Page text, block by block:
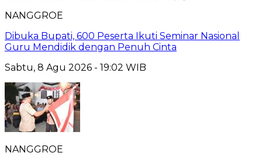
NANGGROE
Dibuka Bupati, 600 Peserta Ikuti Seminar Nasional
Guru Mendidik dengan Penuh Cinta
Sabtu, 8 Agu 2026 - 19:02 WIB
NANGGROE